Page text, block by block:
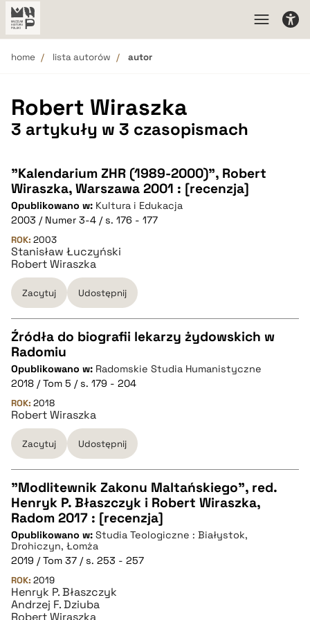
home lista autorów autor
Robert Wiraszka
3 artykuły w 3 czasopismach
"Kalendarium ZHR (1989-2000)", Robert
Wiraszka, Warszawa 2001 : [recenzja]
Opublikowano w: Kultura i Edukacja
2003 / Numer 3-4 / s. 176 - 177
ROK: 2003
Stanisław Łuczyński
Robert Wiraszka
Zacytuj Udostępnij
CZYSTY TEKST
pobierz cytat
BIBTEX
pobierz cytat
Źródła do biografii lekarzy żydowskich w
Radomiu
Opublikowano w: Radomskie Studia Humanistyczne
2018 / Tom 5 / s. 179 - 204
ROK: 2018
Robert Wiraszka
Zacytuj Udostępnij
CZYSTY TEKST
pobierz cytat
BIBTEX
"Modlitewnik Zakonu Maltańskiego", red.
Henryk P. Błaszczyk i Robert Wiraszka,
Radom 2017 : [recenzja]
Opublikowano w: Studia Teologiczne : Białystok,
Drohiczyn, Łomża
2019 / Tom 37 / s. 253 - 257
ROK: 2019
Henryk P. Błaszczyk
Andrzej F. Dziuba
Robert Wiraszka